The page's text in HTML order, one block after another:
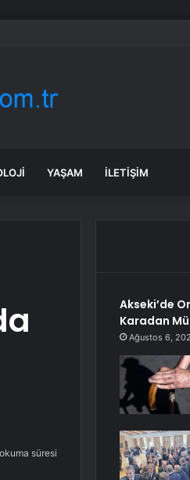
YAŞAM İLETIŞIM
süresi
Akseki’de
Karadan
Ağustos 6,